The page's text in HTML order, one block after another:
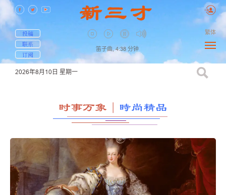
投稿
联系
订阅
笛子曲, 4:38 分钟
繁体
2026年8月10日 星期一
时事万象 ｜ 時尚精品